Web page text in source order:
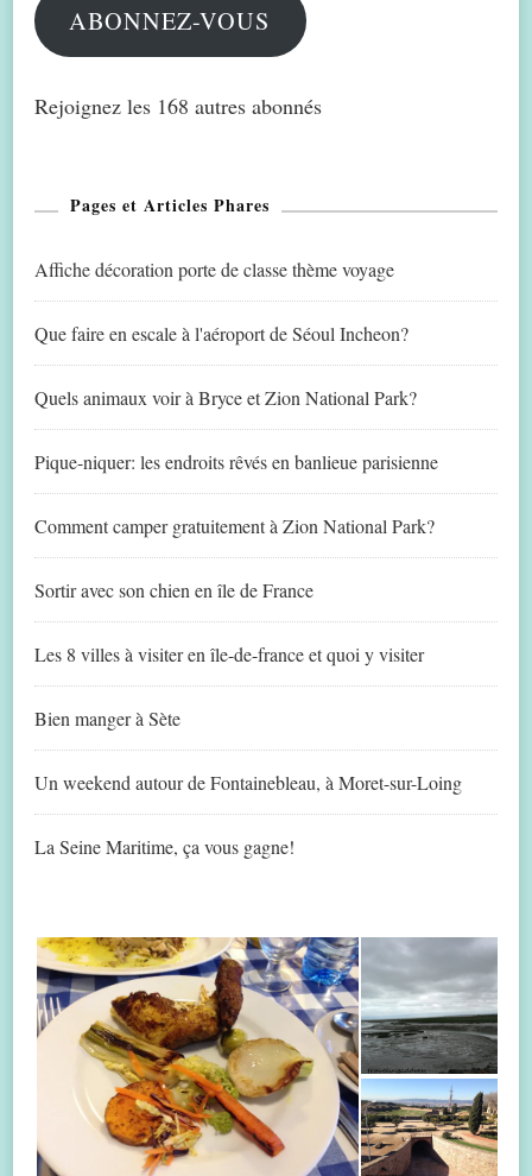
ABONNEZ-VOUS
Rejoignez les 168 autres abonnés
Pages et Articles Phares
Affiche décoration porte de classe thème voyage
Que faire en escale à l'aéroport de Séoul Incheon?
Quels animaux voir à Bryce et Zion National Park?
Pique-niquer: les endroits rêvés en banlieue parisienne
Comment camper gratuitement à Zion National Park?
Sortir avec son chien en île de France
Les 8 villes à visiter en île-de-france et quoi y visiter
Bien manger à Sète
Un weekend autour de Fontainebleau, à Moret-sur-Loing
La Seine Maritime, ça vous gagne!